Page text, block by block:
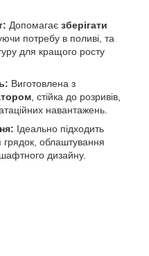
Допомагає зберігати
потребу в поливі, та
для кращого росту
Виготовлена з
, стійка до розривів,
навантажень.
Ідеально підходить
грядок, облаштування
дизайну.